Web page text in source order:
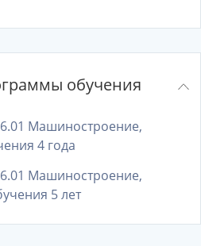
обучения
Машиностроение,
4 года
Машиностроение,
5 лет